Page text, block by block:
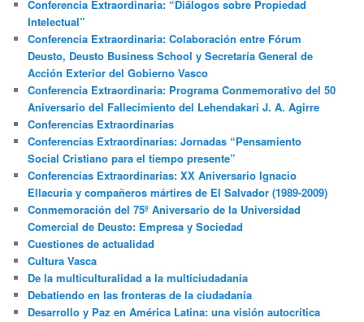
Conferencia Extraordinaria: “Diálogos sobre Propiedad
Intelectual”
Conferencia Extraordinaria: Colaboración entre Fórum
Deusto, Deusto Business School y Secretaría General de
Acción Exterior del Gobierno Vasco
Conferencia Extraordinaria: Programa Conmemorativo del 50
Aniversario del Fallecimiento del Lehendakari J. A. Agirre
Conferencias Extraordinarias
Conferencias Extraordinarias: Jornadas “Pensamiento
Social Cristiano para el tiempo presente”
Conferencias Extraordinarias: XX Aniversario Ignacio
Ellacuria y compañeros mártires de El Salvador (1989-2009)
Conmemoración del 75º Aniversario de la Universidad
Comercial de Deusto: Empresa y Sociedad
Cuestiones de actualidad
Cultura Vasca
De la multiculturalidad a la multiciudadania
Debatiendo en las fronteras de la ciudadanía
Desarrollo y Paz en América Latina: una visión autocrítica